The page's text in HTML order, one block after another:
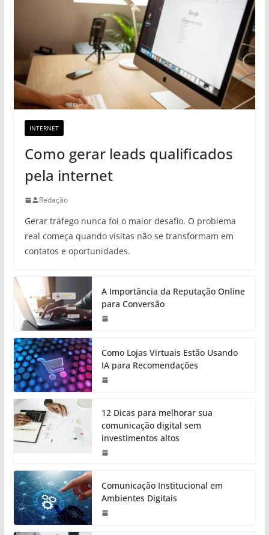
INTERNET
Como gerar leads qualificados
pela internet
Redação
Gerar tráfego nunca foi o maior desafio. O problema
real começa quando visitas não se transformam em
contatos e oportunidades.
A Importância da Reputação Online
para Conversão
Como Lojas Virtuais Estão Usando
IA para Recomendações
12 Dicas para melhorar sua
comunicação digital sem
investimentos altos
Comunicação Institucional em
Ambientes Digitais